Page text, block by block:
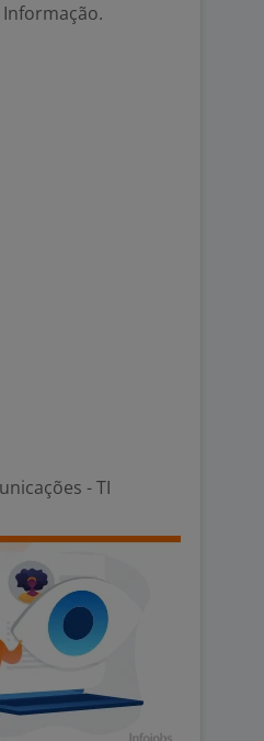
Informação.
- TI